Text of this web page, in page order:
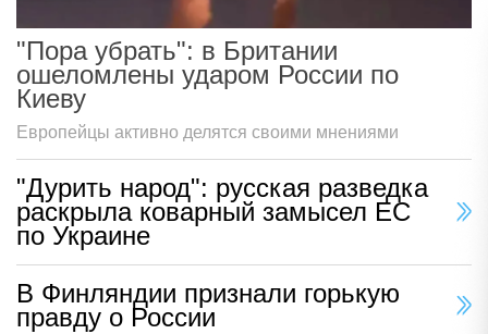
"Пора убрать": в Британии
ошеломлены ударом России по
Киеву
Европейцы активно делятся своими мнениями
"Дурить народ": русская разведка
раскрыла коварный замысел ЕС
по Украине
В Финляндии признали горькую
правду о России